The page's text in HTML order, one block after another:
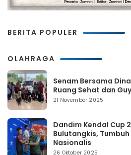
BERITA POPULER
OLAHRAGA
Senam Bersama
Ruang Sehat dan
21 November 2025
Dandim Kendal Cup
Bulutangkis,
Nasionalis
26 Oktober 2025